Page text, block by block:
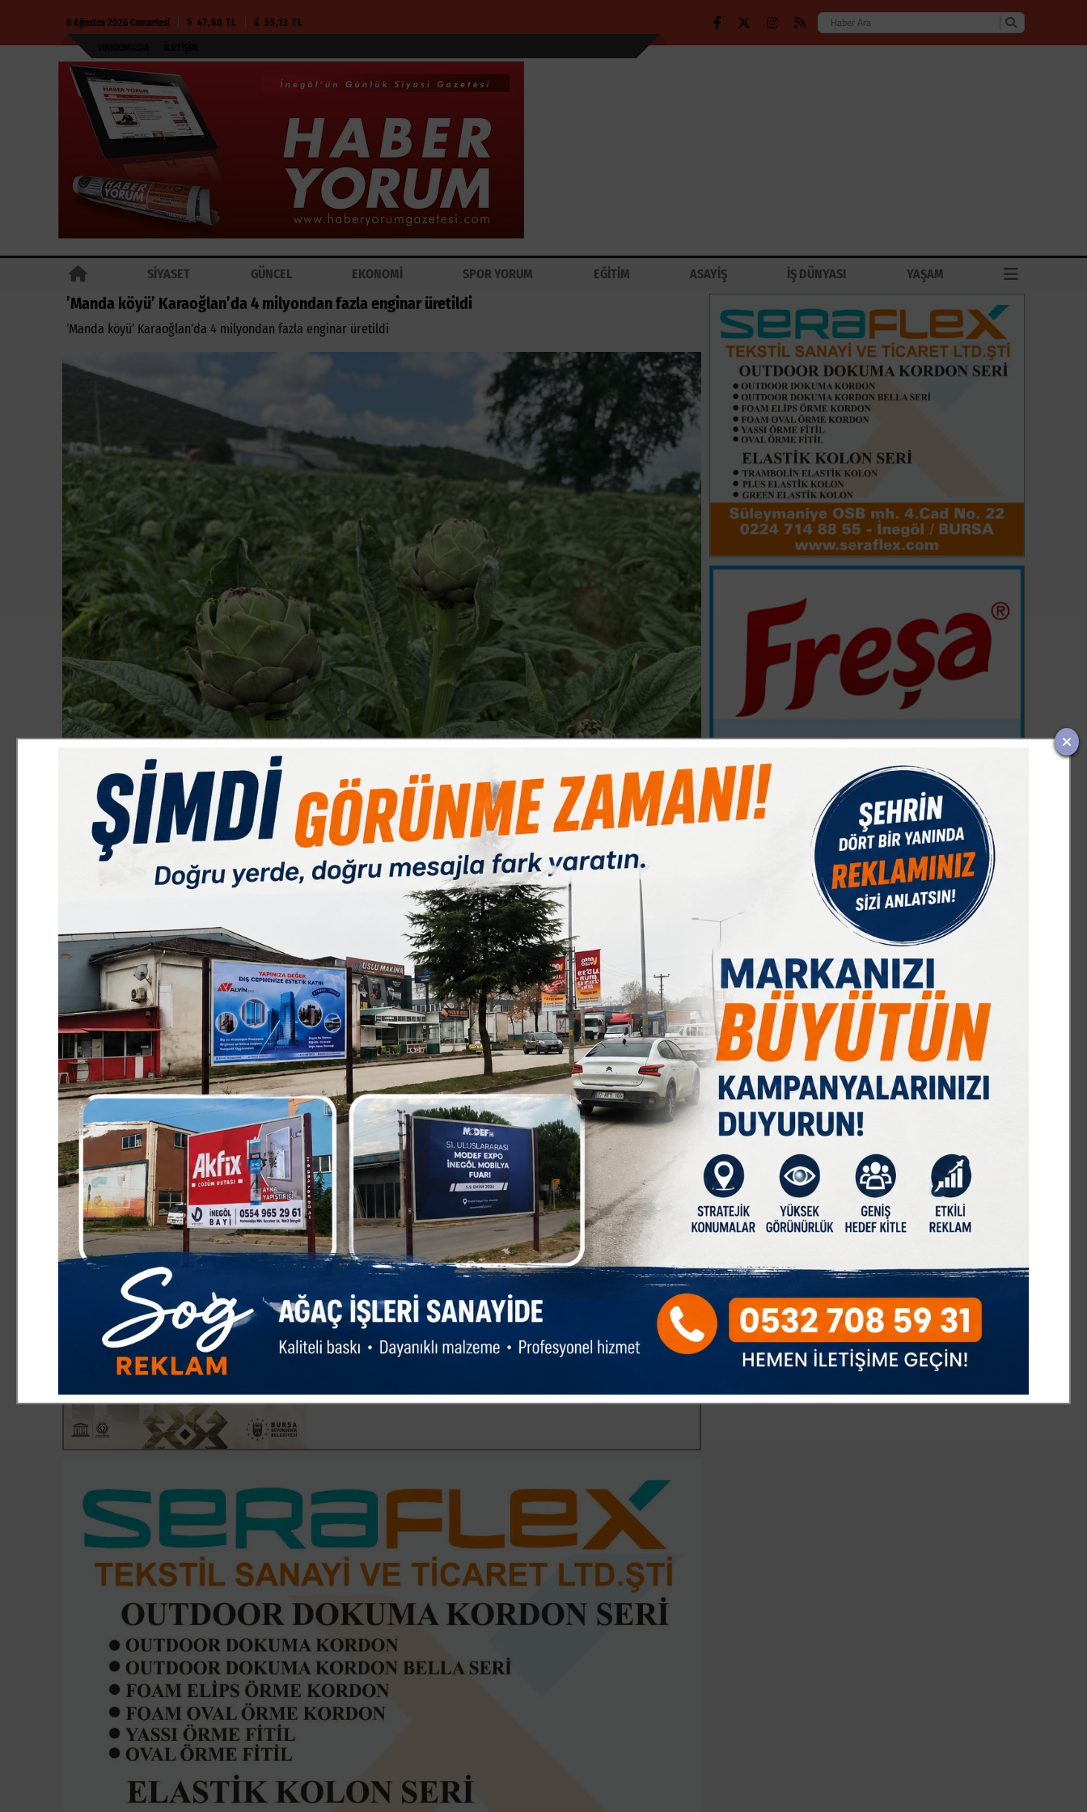
8 Ağustos 2026 Cumartesi 47,68 TL 55,13 TL
SİYASET GÜNCEL EKONOMİ SPOR YORUM EĞİTİM ASAYİŞ İŞ DÜNYASI YAŞAM
’Manda köyü’ Karaoğlan’da 4 milyondan fazla enginar üretildi
’Manda köyü’ Karaoğlan’da 4 milyondan fazla enginar üretildi
EKONOMİ
Paylas Paylas Paylas
Bursa’nın Mustafakemalpaşa ilçesine bağlı Karaoğlan Mahallesi, 2 bine yakın mandasıyla "Manda köyü" olarak
tanınmasının yanı sıra, bu yıl gerçekleştirdiği 4 milyon adedin üzerindeki enginar üretimiyle de tarımda adından söz
ettiriyor.
Kütahya’nın Emet ve Gediz ilçelerinin kaynaklarından beslenen Kirmasti Çayı’nın ve Uluabat Gölü’nün kenarında yer
alan mahalle, havzanın verimli topraklarına ev sahipliği yapıyor.
Uzun yıllardır hayvancılığa bağlı olarak yem bitkileri üretiminin ağırlıkta olduğu bölgede çiftçiler, son yıllarda gelir
getirici alternatif ürün arayışıyla enginar üretimine yöneldi.
Karaoğlan Mahallesi Muhtarı Ergün Kısa, bölgedeki enginar yetiştiriciliğinin 10 yıl öncesine dayandığını ancak geçmiş
yıllarda dikim alanlarının 50-100 dönüm arasında sınırlı kaldığını belirtti. Son bir iki yılda enginara yönelik talebin ve
elde edilen kazancın artmasıyla birlikte üretimde adeta patlama yaşandığına işaret eden Kısa, "Bu yıl üretim alanımız
bin 500 dönüme yaklaştı. Dekar başına bin kök dikim yapılıyor ve en kötü kök bile 3 adet ürün veriyor. Böylece bir
dönümden yaklaşık 3 bin adet enginar kesimi gerçekleştiriliyor" dedi.
"Biz de tescilli Hasanağa enginarı üretiyoruz"
Bu yıl mahalle genelinde 4 milyon adedin üzerinde bir kesim rakamına ulaştıklarını ifade eden Muhtar Kısa, ürünün
kalitesi ve pazardaki değerine ilişkin şu bilgileri paylaştı:
"Tane fiyatı 15-20 liradan satıldığında dönüm başına 60 bin liraya varan bir gelir söz konusu oluyor. Sezon bu yıl hava
şartları nedeniyle biraz bozuk gitse de ürünlerimizi 15-22 lira arasında değişen fiyatlardan satabildik. Mahallemiz şehir
merkezine biraz uzak olduğu için fiyatlar burada daha ucuza seyrediyor. Biz de burada coğrafi tescilli Hasanağa
enginarı üretiyoruz. Enginar sevenlerin ürünü illaki Hasanağa’dan alması şart değil, biz de aynı kalitede üretim
yapıyoruz."
DOLAR
47,68
% 0,18
EURO
55,13
% 0,32
GRAM ALTIN
6659,69
% 2,59
Ç. ALTIN
10644,48
% 2,09